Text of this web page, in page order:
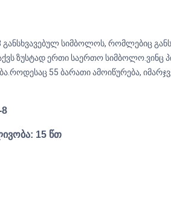
სიმბოლოს, რომლებიც
აქვს ზუსტად ერთი საერთო
55 ბარათი ამოიწურება,
8
15 წთ